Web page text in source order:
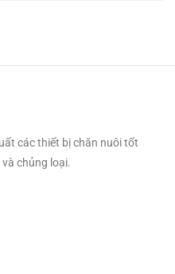
các thiết bị chăn nuôi tốt
chủng loại.